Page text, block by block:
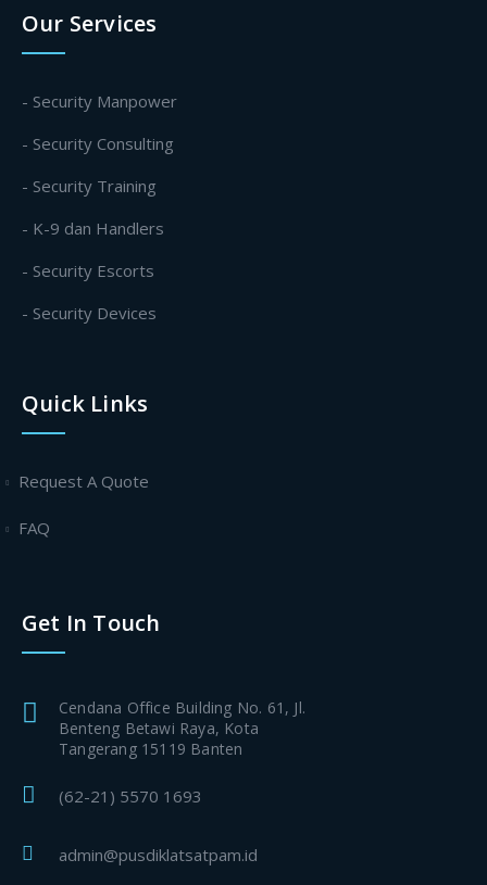
Our Services
- Security Manpower
- Security Consulting
- Security Training
- K-9 dan Handlers
- Security Escorts
- Security Devices
Quick Links
Request A Quote
FAQ
Get In Touch
Cendana Office Building No. 61, Jl.
Benteng Betawi Raya, Kota
Tangerang 15119 Banten
(62-21) 5570 1693
admin@pusdiklatsatpam.id